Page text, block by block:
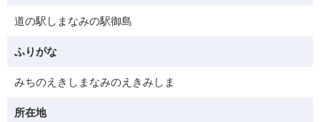
道の駅しまなみの駅御島
ふりがな
みちのえきしまなみのえきみしま
所在地